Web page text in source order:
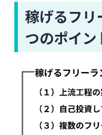
稼げるフリ
つのポイン